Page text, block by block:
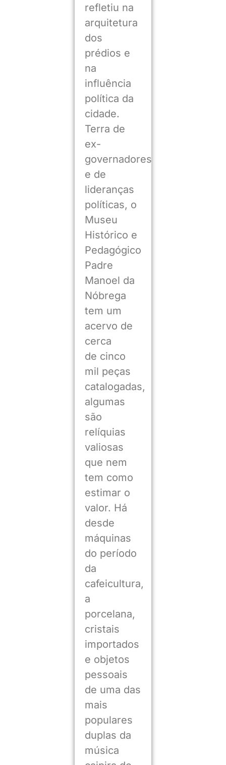
refletiu na
arquitetura
dos
prédios e
na
influência
política da
cidade.
Terra de
ex-
governadores
e de
lideranças
políticas, o
Museu
Histórico e
Pedagógico
Padre
Manoel da
Nóbrega
tem um
acervo de
cerca
de cinco
mil peças
catalogadas,
algumas
são
relíquias
valiosas
que nem
tem como
estimar o
valor. Há
desde
máquinas
do período
da
cafeicultura,
a
porcelana,
cristais
importados
e objetos
pessoais
de uma das
mais
populares
duplas da
música